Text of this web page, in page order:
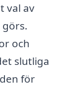
val av
och
slutliga
för